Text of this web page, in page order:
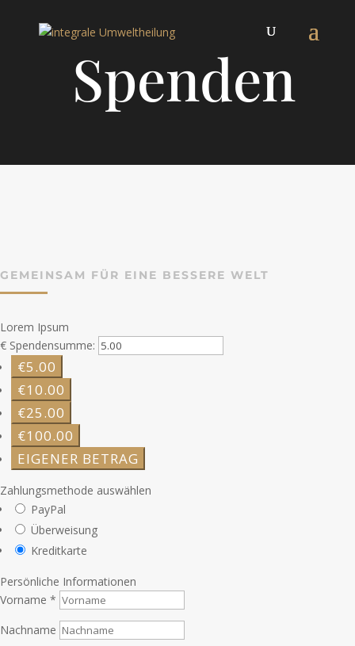
Spenden
GEMEINSAM FÜR EINE BESSERE WELT
Lorem Ipsum
€ Spendensumme:
€5.00
€10.00
€25.00
€100.00
EIGENER BETRAG
Zahlungsmethode auswählen
PayPal
Überweisung
Kreditkarte
Persönliche Informationen
Vorname *
Nachname